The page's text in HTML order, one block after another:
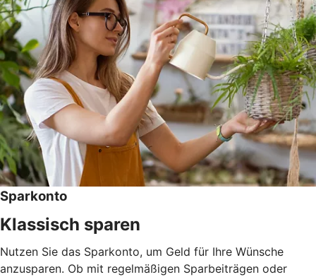
Sparkonto
Klassisch sparen
Nutzen Sie das Sparkonto, um Geld für Ihre Wünsche
anzusparen. Ob mit regelmäßigen Sparbeiträgen oder